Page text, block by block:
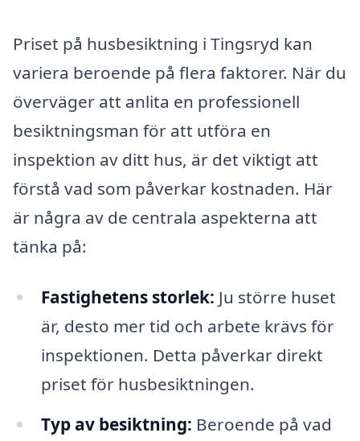
Priset på husbesiktning i Tingsryd kan
variera beroende på flera faktorer. När du
överväger att anlita en professionell
besiktningsman för att utföra en
inspektion av ditt hus, är det viktigt att
förstå vad som påverkar kostnaden. Här
är några av de centrala aspekterna att
tänka på:
Fastighetens storlek: Ju större huset
är, desto mer tid och arbete krävs för
inspektionen. Detta påverkar direkt
priset för husbesiktningen.
Typ av besiktning: Beroende på vad